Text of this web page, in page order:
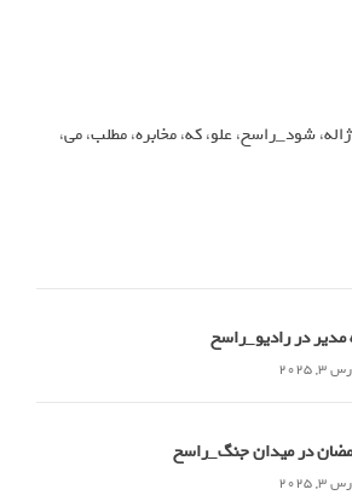
ژاله،شود_راسخ،علو،که،مخابره،مطلب،می،
در رادیو_راسخ
3, 2025
رمضان در میدان جنگ_راسخ
3, 2025